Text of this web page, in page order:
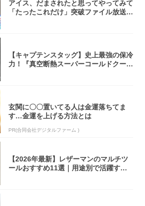
アイス、だまされたと思ってやってみて
「たったこれだけ」突破ファイル放送で
【キャプテンスタッグ】史上最強の保冷
力！『真空断熱スーパーコールドクーラ
玄関に〇〇置いてる人は金運落ちてま
す…金運を上げる方法とは
PR(合同会社デジタルファーム )
【2026年最新】レザーマンのマルチツ
ールおすすめ11選｜用途別で活躍する